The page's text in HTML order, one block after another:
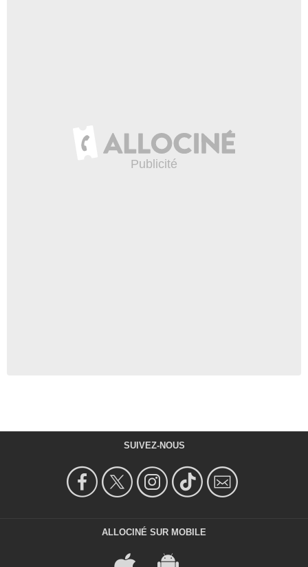
SUIVEZ-NOUS
ALLOCINÉ SUR MOBILE